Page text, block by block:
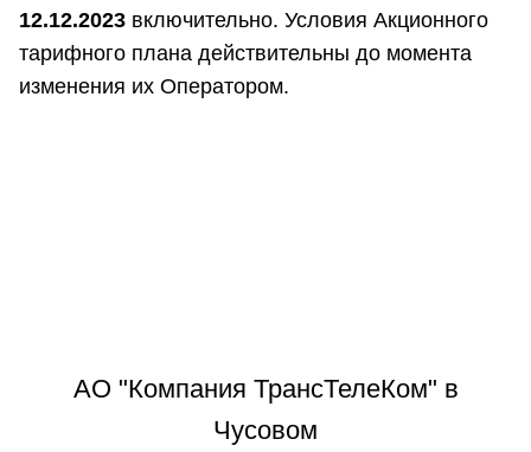
12.12.2023 включительно. Условия Акционного
тарифного плана действительны до момента
изменения их Оператором.
АО "Компания ТрансТелеКом" в
Чусовом